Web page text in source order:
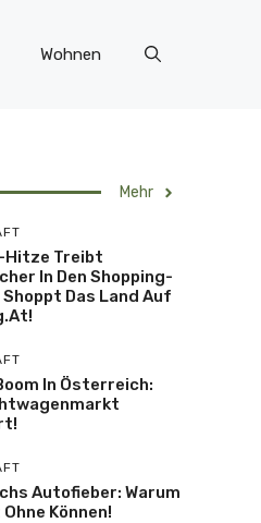
Wohnen
Mehr
Hitze Treibt
In Den Shopping-
Shoppt Das Land Auf
In Österreich:
Autofieber: Warum
Können!